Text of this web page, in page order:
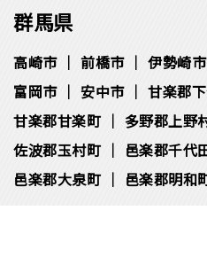
群馬県
高崎市 前橋市 伊勢崎市
富岡市
安中市 甘楽郡
甘楽郡甘楽町
多野郡上野
佐波郡玉村町
邑楽郡千代
邑楽郡大泉町
邑楽郡明和